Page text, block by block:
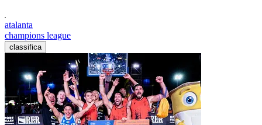
atalanta
champions league
classifica